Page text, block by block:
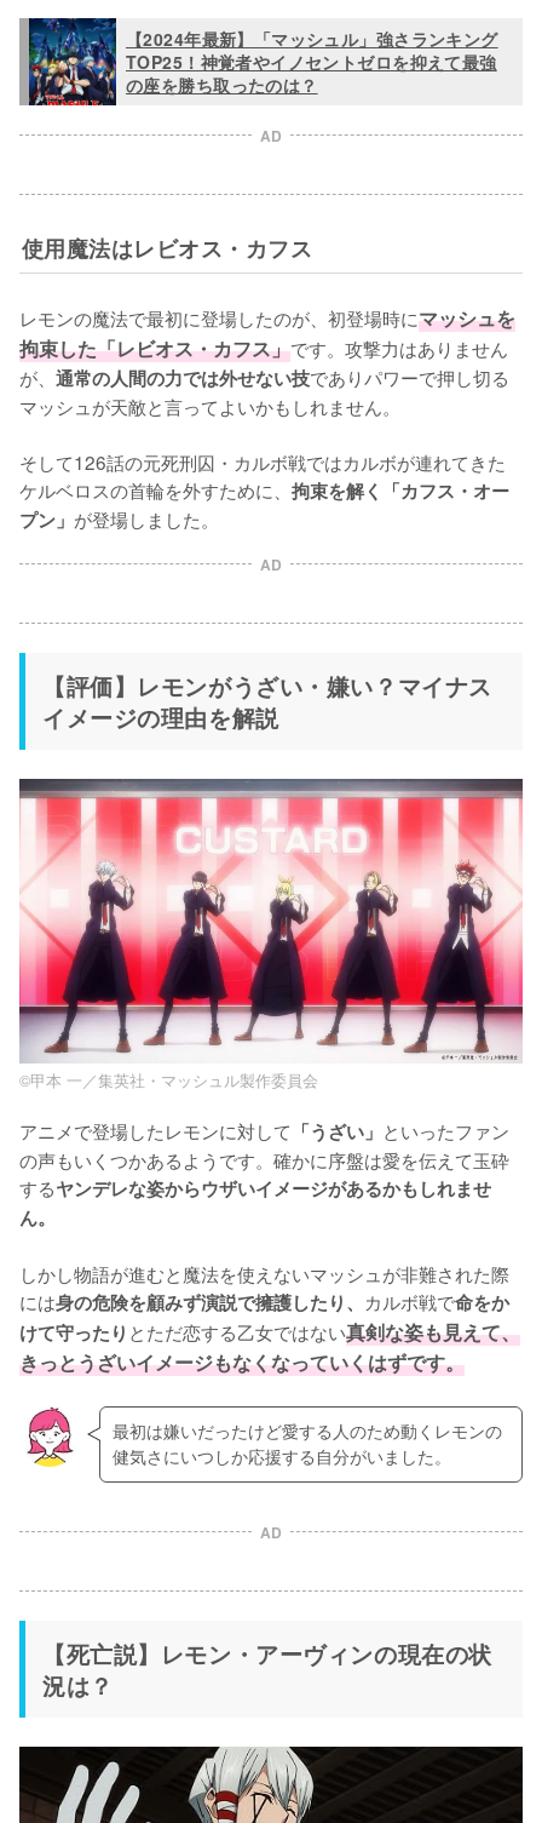
【2024年最新】「マッシュル」強さランキング
TOP25！神覚者やイノセントゼロを抑えて最強
の座を勝ち取ったのは？
AD
使用魔法はレビオス・カフス
レモンの魔法で最初に登場したのが、初登場時にマッシュを
拘束した「レビオス・カフス」です。攻撃力はありません
が、 通常の人間の力では外せない技でありパワーで押し切る
マッシュが天敵と言ってよいかもしれません。
そして126話の元死刑囚・カルボ戦ではカルボが連れてきた
ケルベロスの首輪を外すために、 拘束を解く「カフス・オー
プン」 が登場しました。
AD
【評価】レモンがうざい・嫌い？マイナス
イメージの理由を解説
©甲本 一／集英社・マッシュル製作委員会
アニメで登場したレモンに対して 「うざい」 といったファン
の声もいくつかあるようです。確かに序盤は愛を伝えて玉砕
するヤンデレな姿からウザいイメージがあるかもしれませ
ん。
しかし物語が進むと魔法を使えないマッシュが非難された際
には身の危険を顧みず演説で擁護したり、 カルボ戦で命をか
けて守ったり とただ恋する乙女ではない真剣な姿も見えて、
きっとうざいイメージもなくなっていくはずです。
最初は嫌いだったけど愛する人のため動くレモンの
健気さにいつしか応援する自分がいました。
AD
【死亡説】レモン・アーヴィンの現在の状
況は？